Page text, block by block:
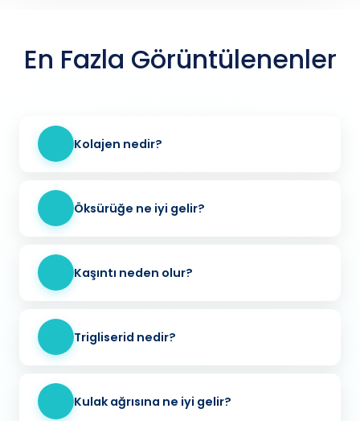
En Fazla Görüntülenenler
Kolajen nedir?
Öksürüğe ne iyi gelir?
Kaşıntı neden olur?
Trigliserid nedir?
Kulak ağrısına ne iyi gelir?